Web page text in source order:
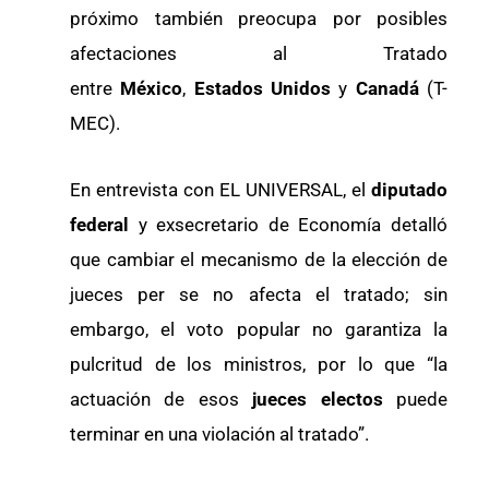
próximo también preocupa por posibles
afectaciones al Tratado
entre México, Estados Unidosy Canadá (T-
MEC).
En entrevista con EL UNIVERSAL, el diputado
federal y exsecretario de Economía detalló
que cambiar el mecanismo de la elección de
jueces per se no afecta el tratado; sin
embargo, el voto popular no garantiza la
pulcritud de los ministros, por lo que “la
actuación de esos jueces electos puede
terminar en una violación al tratado”.